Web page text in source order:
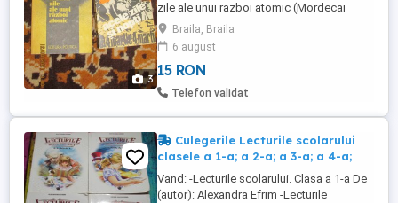
3
zile ale unui razboi atomic (Mordecai
Roshwald) Greutate 100g An 1980 Autor
Mordecai Roshwald Coperta brosata
Dimensiuni 170 130 Editura Politica Limba
romana Numar pagini 188 Numar volume 1
Stare : Foarte buna Pret 8 ron Acele zile si
Braila, Braila
6 august
15 RON
Telefon validat
Culegerile Lecturile scolarului
clasele a 1-a; a 2-a; a 3-a; a 4-a;
Vand: -Lecturile scolarului. Clasa a 1-a De
(autor): Alexandra Efrim -Lecturile